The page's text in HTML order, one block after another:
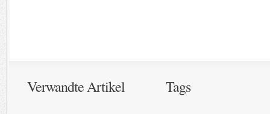
Verwandte Artikel Tags